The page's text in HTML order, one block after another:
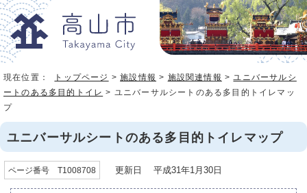
現在位置： トップページ >施設情報 > 施設関連情報 >ユニバーサルシ
ートのある多目的トイレ > ユニバーサルシートのある多目的トイレマッ
プ
ユニバーサルシートのある多目的トイレマップ
ページ番号 T1008708 更新日 平成31年1月30日